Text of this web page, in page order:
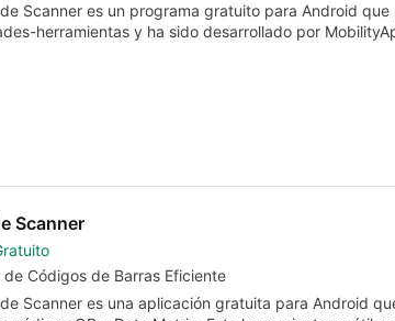
Scanner es un programa gratuito para Android
herramientas y ha sido desarrollado por
Scanner
de Códigos de Barras Eficiente
Scanner es una aplicación gratuita para Android